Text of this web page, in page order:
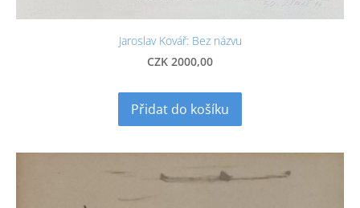
Jaroslav Kovář: Bez názvu
CZK 2000,00
Přidat do košíku